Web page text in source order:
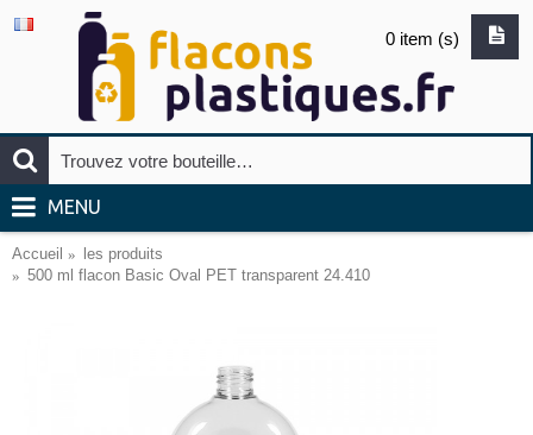
0 item (s)
MENU
Accueil
les produits
500 ml flacon Basic Oval PET transparent 24.410